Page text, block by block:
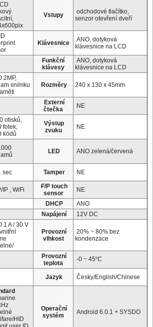
Vstupy
odchodové tlačítko,
senzor otevření dveří
Klávesnice
ANO, dotyková
klávesnice na LCD
Funkční
klávesy
ANO, dotyková
klávesnice na LCD
2MP,
snímku
Rozměry 240 x 130 x 45mm
Externí
čtečka
NE
otisků,
fotek,
kódů
Výstup
zvuku
NE
LED ANO zelená/červená
sec Tamper
NE
IP , WiFi
F/P touch
sensor
NE
DHCP
ANO
Napájení 12V DC
1 A / 30 V
Provozní
vlhkost
20% ~ 80% bez
kondenzace
Provozní
teplota
-0 ~ 45ºC
Jazyk Česky/English/Chinese
HID
Operační
systém
Android 6.0.1 + SYSDO